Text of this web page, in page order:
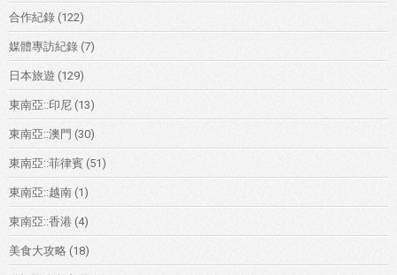
合作紀錄 (122)
媒體專訪紀錄 (7)
日本旅遊 (129)
東南亞::印尼 (13)
東南亞::澳門 (30)
東南亞::菲律賓 (51)
東南亞::越南 (1)
東南亞::香港 (4)
美食大攻略 (18)